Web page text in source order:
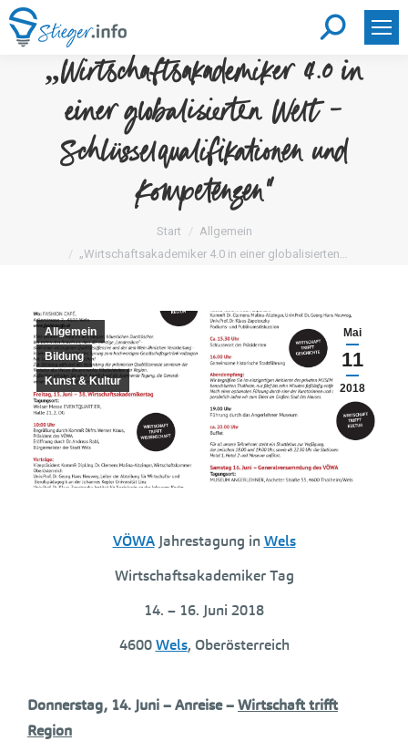
Search:
„Wirtschaftsakademiker 4.0 in
einer globalisierten Welt –
Schlüsselqualifikationen und
Kompetenzen“
Sie befinden sich hier:Start
Allgemein
„Wirtschaftsakademiker 4.0 in einer globalisierten…
Mai
11
2018
Allgemein
Bildung
Kunst & Kultur
VÖWAJahrestagung in Wels
Wirtschaftsakademiker Tag
14. – 16. Juni 2018
4600Wels, Oberösterreich
Donnerstag, 14. Juni – Anreise –Wirtschaft trifft
Region